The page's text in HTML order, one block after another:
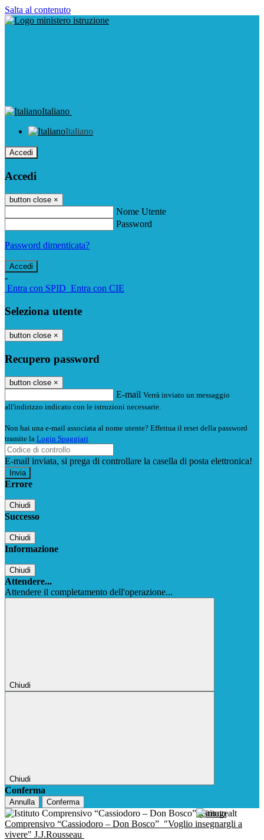
Salta al contenuto
Italiano
Italiano
Accedi
Accedi
button close ×
Nome Utente
Password
Password dimenticata?
-
Entra con SPID Entra con CIE
Seleziona utente
button close ×
Recupero password
button close ×
E-mail Verrà inviato un messaggio
all'indirizzo indicato con le istruzioni necessarie.
Non hai una e-mail associata al nome utente? Effettua il reset della password
tramite la Login Spaggiari
E-mail inviata, si prega di controllare la casella di posta elettronica!
Errore
Chiudi
Successo
Chiudi
Informazione
Chiudi
Attendere...
Attendere il completamento dell'operazione...
Chiudi
Chiudi
Conferma
Annulla Conferma
Istituto
Comprensivo “Cassiodoro – Don Bosco” "Voglio insegnargli a
vivere" J.J.Rousseau